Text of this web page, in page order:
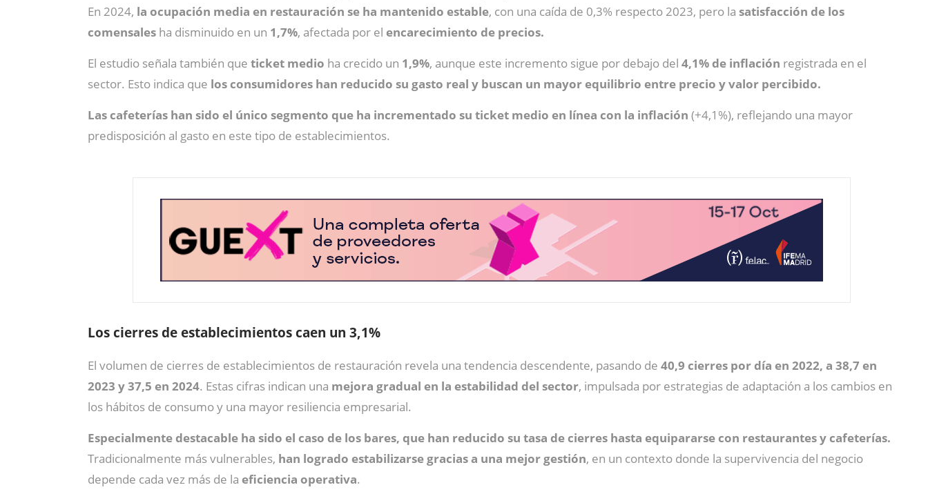
En 2024, la ocupación media en restauración se ha mantenido estable, con una caída de 0,3% respecto 2023, pero la satisfacción de los
comensales ha disminuido en un 1,7%, afectada por el encarecimiento de precios.
El estudio señala también que ticket medio ha crecido un 1,9%, aunque este incremento sigue por debajo del 4,1% de inflación registrada en el
sector. Esto indica que los consumidores han reducido su gasto real y buscan un mayor equilibrio entre precio y valor percibido.
Las cafeterías han sido el único segmento que ha incrementado su ticket medio en línea con la inflación (+4,1%), reflejando una mayor
predisposición al gasto en este tipo de establecimientos.
Los cierres de establecimientos caen un 3,1%
El volumen de cierres de establecimientos de restauración revela una tendencia descendente, pasando de 40,9 cierres por día en 2022, a 38,7 en
2023 y 37,5 en 2024. Estas cifras indican una mejora gradual en la estabilidad del sector, impulsada por estrategias de adaptación a los cambios en
los hábitos de consumo y una mayor resiliencia empresarial.
Especialmente destacable ha sido el caso de los bares, que han reducido su tasa de cierres hasta equipararse con restaurantes y cafeterías.
Tradicionalmente más vulnerables, han logrado estabilizarse gracias a una mejor gestión, en un contexto donde la supervivencia del negocio
depende cada vez más de la eficiencia operativa.